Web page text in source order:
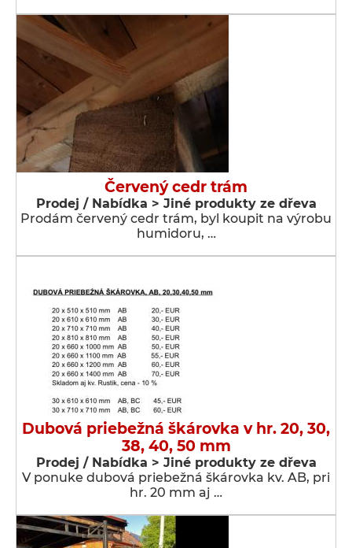
Červený cedr trám
Prodej / Nabídka > Jiné produkty ze dřeva
Prodám červený cedr trám, byl koupit na výrobu
humidoru, …
Dubová priebežná škárovka v hr. 20, 30,
38, 40, 50 mm
Prodej / Nabídka > Jiné produkty ze dřeva
V ponuke dubová priebežná škárovka kv. AB, pri
hr. 20 mm aj …